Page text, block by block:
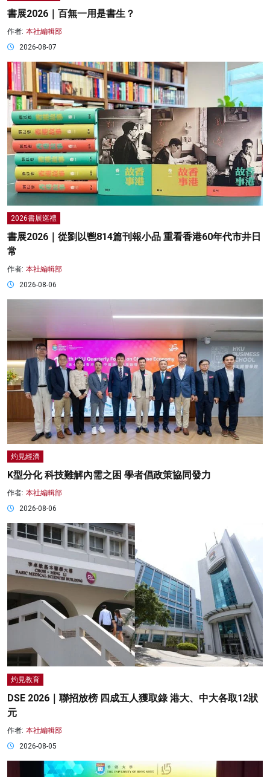
書展2026｜百無一用是書生？
作者: 本社編輯部
2026-08-07
2026書展巡禮
書展2026｜從劉以鬯814篇刊報小品 重看香港60年代市井日
常
作者: 本社編輯部
2026-08-06
灼見經濟
K型分化 科技難解內需之困 學者倡政策協同發力
作者: 本社編輯部
2026-08-06
灼見教育
DSE 2026｜聯招放榜 四成五人獲取錄 港大、中大各取12狀
元
作者: 本社編輯部
2026-08-05